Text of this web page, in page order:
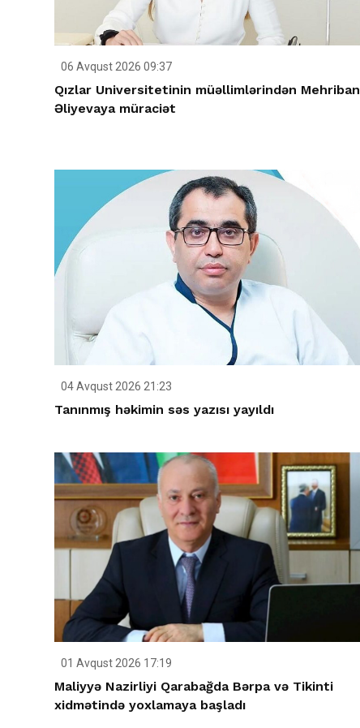
06 Avqust 2026 09:37
Qızlar Universitetinin müəllimlərindən Mehriban
Əliyevaya müraciət
04 Avqust 2026 21:23
Tanınmış həkimin səs yazısı yayıldı
01 Avqust 2026 17:19
Maliyyə Nazirliyi Qarabağda Bərpa və Tikinti
xidmətində yoxlamaya başladı